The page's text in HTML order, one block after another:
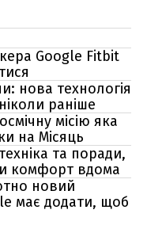
Google Fitbit
нова технологія
раніше
місію яка
на Місяць
та поради,
комфорт вдома
новий
має додати, щоб